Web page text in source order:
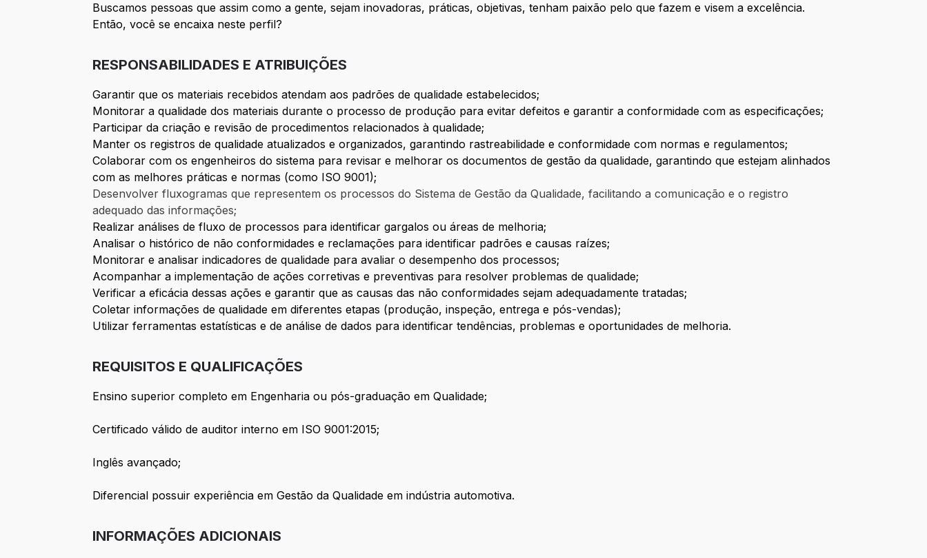
Buscamos pessoas que assim como a gente, sejam inovadoras, práticas, objetivas, tenham paixão pelo que fazem e visem a excelência.
Então, você se encaixa neste perfil?
RESPONSABILIDADES E ATRIBUIÇÕES
Garantir que os materiais recebidos atendam aos padrões de qualidade estabelecidos;
Monitorar a qualidade dos materiais durante o processo de produção para evitar defeitos e garantir a conformidade com as especificações;
Participar da criação e revisão de procedimentos relacionados à qualidade;
Manter os registros de qualidade atualizados e organizados, garantindo rastreabilidade e conformidade com normas e regulamentos;
Colaborar com os engenheiros do sistema para revisar e melhorar os documentos de gestão da qualidade, garantindo que estejam alinhados
com as melhores práticas e normas (como ISO 9001);
Desenvolver fluxogramas que representem os processos do Sistema de Gestão da Qualidade, facilitando a comunicação e o registro
adequado das informações;
Realizar análises de fluxo de processos para identificar gargalos ou áreas de melhoria;
Analisar o histórico de não conformidades e reclamações para identificar padrões e causas raízes;
Monitorar e analisar indicadores de qualidade para avaliar o desempenho dos processos;
Acompanhar a implementação de ações corretivas e preventivas para resolver problemas de qualidade;
Verificar a eficácia dessas ações e garantir que as causas das não conformidades sejam adequadamente tratadas;
Coletar informações de qualidade em diferentes etapas (produção, inspeção, entrega e pós-vendas);
Utilizar ferramentas estatísticas e de análise de dados para identificar tendências, problemas e oportunidades de melhoria.
REQUISITOS E QUALIFICAÇÕES
Ensino superior completo em Engenharia ou pós-graduação em Qualidade;
Certificado válido de auditor interno em ISO 9001:2015;
Inglês avançado;
Diferencial possuir experiência em Gestão da Qualidade em indústria automotiva.
INFORMAÇÕES ADICIONAIS